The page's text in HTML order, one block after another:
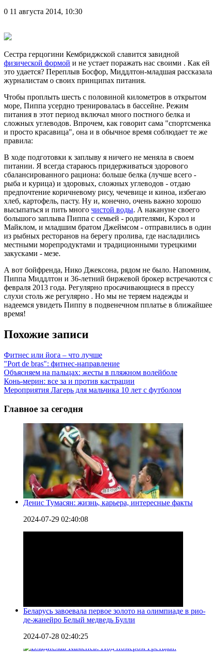
0 11 августа 2014, 10:30
Сестра герцогини Кембриджской славится завидной
физической формой и не устает поражать нас своими . Как ей
это удается? Переплыв Босфор, Миддлтон-младшая рассказала
журналистам о своих принципах питания.
Чтобы проплыть шесть с половиной километров в открытом
море, Пиппа усердно тренировалась в бассейне. Режим
питания в этот период включал много постного белка и
сложных углеводов. Впрочем, как говорит сама "спортсменка
и просто красавица", она и в обычное время соблюдает те же
правила:
В ходе подготовки к заплыву я ничего не меняла в своем
питании. Я всегда стараюсь придерживаться здорового
сбалансированного рациона: больше белка (лучше всего -
рыба и курица) и здоровых, сложных углеводов - отдаю
предпочтение коричневому рису, чечевице и киноа, избегаю
хлеб, картофель, пасту. Ну и, конечно, очень важно хорошо
высыпаться и пить много чистой воды. А накануне своего
большого заплыва Пиппа с семьей - родителями, Кэрол и
Майклом, и младшим братом Джеймсом - отправились в один
из рыбных ресторанов на берегу пролива, где насладились
местными морепродуктами и традиционными турецкими
закусками - мезе.
А вот бойфренда, Нико Джексона, рядом не было. Напомним,
Пиппа Миддлтон и 36-летний биржевой брокер встречаются с
февраля 2013 года. Регулярно просачивающиеся в прессу
слухи столь же регулярно . Но мы не теряем надежды и
надеемся увидеть Пиппу в подвенечном пплатье в ближайшее
время!
Похожие записи
Фитнес или йога – что лучше
"Port de bras": фитнес-направление
Объясняем на пальцах: жесты в пляжном волейболе
Конь-мерин: все за и против кастрации
Мероприятия Лагерь для мальчика 10 лет с футболом
Главное за сегодня
Денис Тумасян: жизнь, карьера, интересные факты
2024-07-29 02:40:08
Беларусь завоевала первое золото на олимпиаде в рио-
де-жанейро Белый медведь Булли
2024-07-28 02:40:25